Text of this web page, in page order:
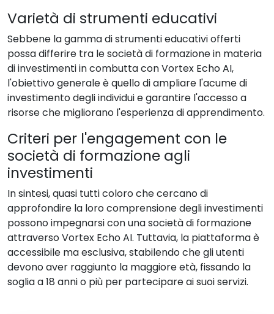
Varietà di strumenti educativi
Sebbene la gamma di strumenti educativi offerti
possa differire tra le società di formazione in materia
di investimenti in combutta con Vortex Echo AI,
l'obiettivo generale è quello di ampliare l'acume di
investimento degli individui e garantire l'accesso a
risorse che migliorano l'esperienza di apprendimento.
Criteri per l'engagement con le
società di formazione agli
investimenti
In sintesi, quasi tutti coloro che cercano di
approfondire la loro comprensione degli investimenti
possono impegnarsi con una società di formazione
attraverso Vortex Echo AI. Tuttavia, la piattaforma è
accessibile ma esclusiva, stabilendo che gli utenti
devono aver raggiunto la maggiore età, fissando la
soglia a 18 anni o più per partecipare ai suoi servizi.